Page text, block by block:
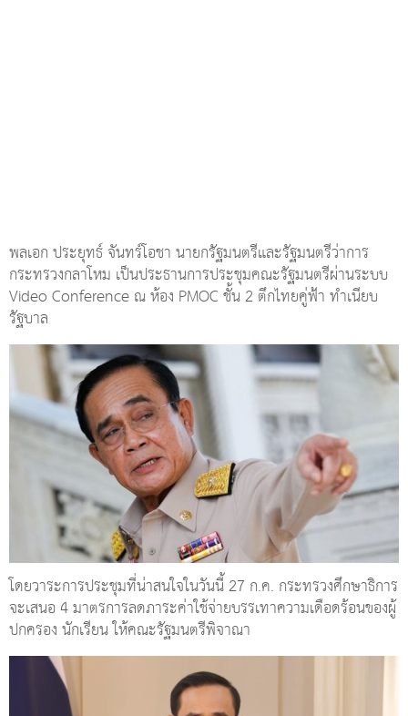
พลเอก ประยุทธ์ จันทร์โอชา นายกรัฐมนตรีและรัฐมนตรีว่าการ
กระทรวงกลาโหม เป็นประธานการประชุมคณะรัฐมนตรีผ่านระบบ
Video Conference ณ ห้อง PMOC ชั้น 2 ตึกไทยคู่ฟ้า ทำเนียบ
รัฐบาล
โดยวาระการประชุมที่น่าสนใจในวันนี้ 27 ก.ค. กระทรวงศึกษาธิการ
จะเสนอ 4 มาตรการลดภาระค่าใช้จ่ายบรรเทาความเดือดร้อนของผู้
ปกครอง นักเรียน ให้คณะรัฐมนตรีพิจาณา